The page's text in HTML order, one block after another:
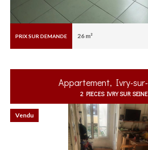
PRIX SUR DEMANDE 26 m²
Appartement, Ivry-
2 PIECES IVRY SUR SEINE
Vendu